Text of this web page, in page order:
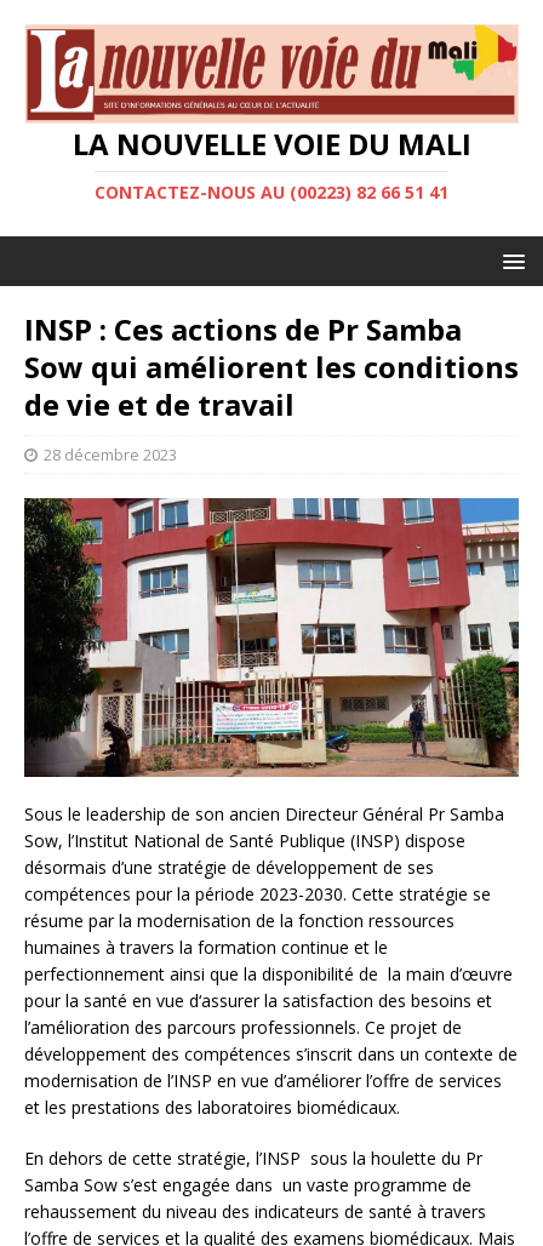
LA NOUVELLE VOIE DU MALI
CONTACTEZ-NOUS AU (00223) 82 66 51 41
INSP : Ces actions de Pr Samba
Sow qui améliorent les conditions
de vie et de travail
28 décembre 2023
Sous le leadership de son ancien Directeur Général Pr Samba
Sow, l’Institut National de Santé Publique (INSP) dispose
désormais d’une stratégie de développement de ses
compétences pour la période 2023-2030. Cette stratégie se
résume par la modernisation de la fonction ressources
humaines à travers la formation continue et le
perfectionnement ainsi que la disponibilité de la main d’œuvre
pour la santé en vue d‘assurer la satisfaction des besoins et
l’amélioration des parcours professionnels. Ce projet de
développement des compétences s’inscrit dans un contexte de
modernisation de l’INSP en vue d’améliorer l’offre de services
et les prestations des laboratoires biomédicaux.
En dehors de cette stratégie, l’INSP sous la houlette du Pr
Samba Sow s’est engagée dans un vaste programme de
rehaussement du niveau des indicateurs de santé à travers
l’offre de services et la qualité des examens biomédicaux. Mais